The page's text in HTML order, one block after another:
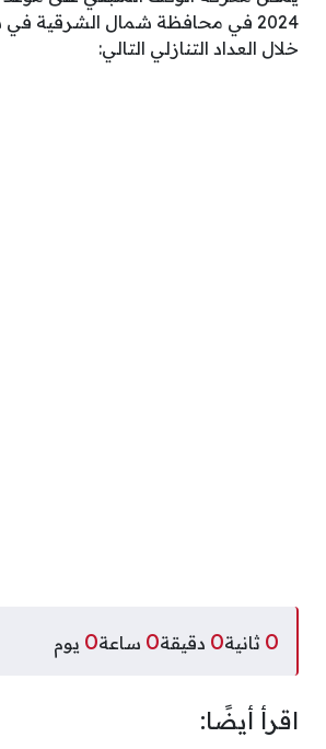
2024 في محافظة شمال الشرقية
خلال العداد التنازلي التالي:
0 ثانية0 دقيقة0 ساعة0 يوم
اقرأ أيضًا: